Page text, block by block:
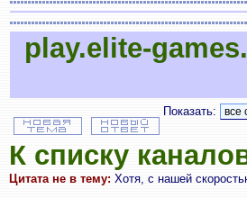
play.elite-
Показать:
К списку
Цитата не в тему: Хотя, с нашей